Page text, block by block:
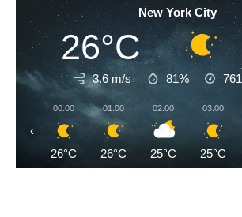
New York City
26°C
3.6 m/s 81% 761
00:00
26°C
01:00
26°C
02:00
25°C
03:00
25°C
‹